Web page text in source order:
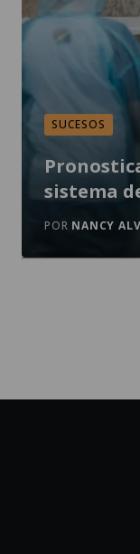
SUCESOS
sistema
POR NANCY